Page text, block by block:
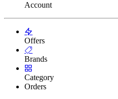
Account
Offers
Brands
Category
Orders